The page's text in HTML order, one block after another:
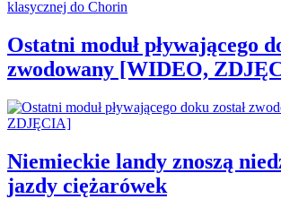
Ostatni moduł pływającego
zwodowany [WIDEO,
Niemieckie landy znoszą
jazdy ciężarówek